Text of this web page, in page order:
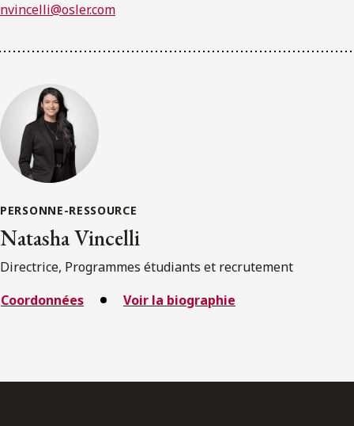
nvincelli@osler.com
PERSONNE-RESSOURCE
Natasha Vincelli
Directrice, Programmes étudiants et recrutement
Coordonnées
Voir la biographie